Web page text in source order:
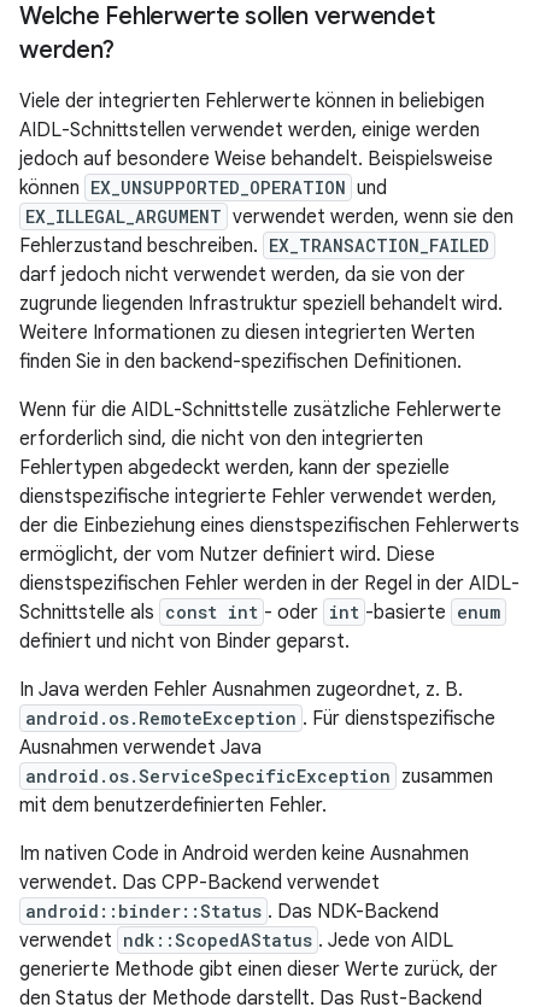
Welche Fehlerwerte sollen verwendet
werden?
Viele der integrierten Fehlerwerte können in beliebigen
AIDL-Schnittstellen verwendet werden, einige werden
jedoch auf besondere Weise behandelt. Beispielsweise
können EX_UNSUPPORTED_OPERATION und
EX_ILLEGAL_ARGUMENT verwendet werden, wenn sie den
Fehlerzustand beschreiben. EX_TRANSACTION_FAILED
darf jedoch nicht verwendet werden, da sie von der
zugrunde liegenden Infrastruktur speziell behandelt wird.
Weitere Informationen zu diesen integrierten Werten
finden Sie in den backend-spezifischen Definitionen.
Wenn für die AIDL-Schnittstelle zusätzliche Fehlerwerte
erforderlich sind, die nicht von den integrierten
Fehlertypen abgedeckt werden, kann der spezielle
dienstspezifische integrierte Fehler verwendet werden,
der die Einbeziehung eines dienstspezifischen Fehlerwerts
ermöglicht, der vom Nutzer definiert wird. Diese
dienstspezifischen Fehler werden in der Regel in der AIDL-
Schnittstelle als const int - oder int -basierte enum
definiert und nicht von Binder geparst.
In Java werden Fehler Ausnahmen zugeordnet, z. B.
android.os.RemoteException . Für dienstspezifische
Ausnahmen verwendet Java
android.os.ServiceSpecificException zusammen
mit dem benutzerdefinierten Fehler.
Im nativen Code in Android werden keine Ausnahmen
verwendet. Das CPP-Backend verwendet
android::binder::Status . Das NDK-Backend
verwendet ndk::ScopedAStatus . Jede von AIDL
generierte Methode gibt einen dieser Werte zurück, der
den Status der Methode darstellt. Das Rust-Backend